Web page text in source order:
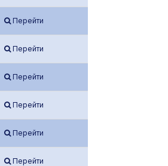
Перейти
Перейти
Перейти
Перейти
Перейти
Перейти